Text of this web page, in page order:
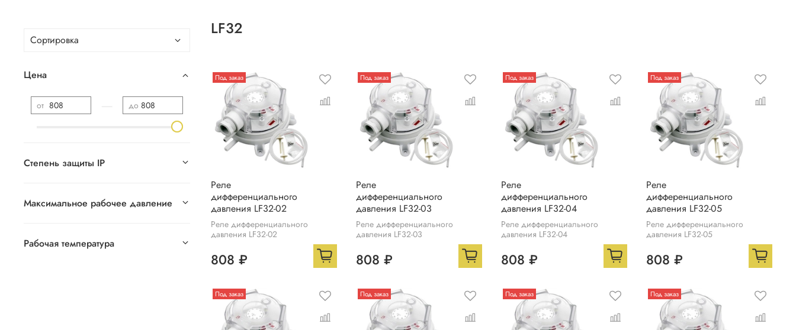
LF32
Под заказ
Реле
дифференциального
давления LF32-02
Реле дифференциального
давления LF32-02
808 ₽
Под заказ
Реле
дифференциального
давления LF32-03
Реле дифференциального
давления LF32-03
808 ₽
Под заказ
Реле
дифференциального
давления LF32-04
Реле дифференциального
давления LF32-04
808 ₽
Под заказ
Реле
дифференциального
давления LF32-05
Реле дифференциального
давления LF32-05
808 ₽
Под заказ Под заказ Под заказ Под заказ
Цена
от до
Степень защиты IP
Максимальное рабочее давление
Рабочая температура